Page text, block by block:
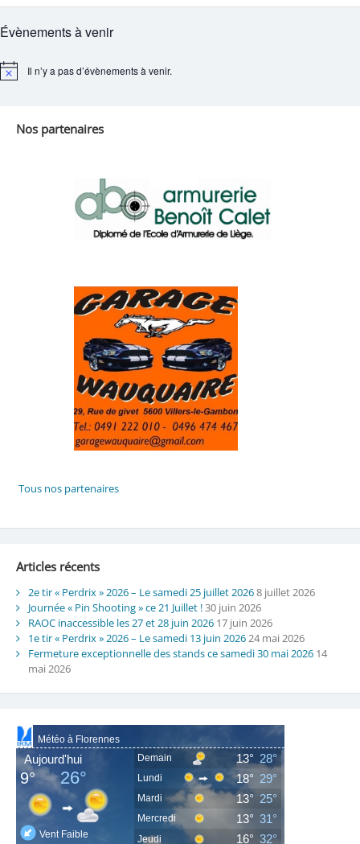
Grille
passage
Évènements à venir
Notice Il n’y a pas d’évènements à venir.
Nos partenaires
Tous nos partenaires
Articles récents
2e tir « Perdrix » 2026 – Le samedi 25 juillet 20268 juillet 2026
Journée « Pin Shooting » ce 21 Juillet !30 juin 2026
RAOC inaccessible les 27 et 28 juin 2026 17 juin 2026
1e tir « Perdrix » 2026 – Le samedi 13 juin 202624 mai 2026
Fermeture exceptionnelle des stands ce samedi 30 mai 2026 14
mai 2026